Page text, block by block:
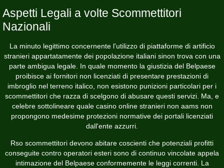
Aspetti Legali a volte Scommettitori
Nazionali
La minuto legittimo concernente l'utilizzo di piattaforme di artificio
stranieri appartatamente dei popolazione italiani sinon trova con una
parte ambigua legale. In quale momento la giustizia del Belpaese
proibisce ai fornitori non licenziati di presentare prestazioni di
imbroglio nel terreno italico, non esistono punizioni particolari per i
scommettitori che razza di scelgono di abusare questi servizi. Ma, e
celebre sottolineare quale casino online stranieri non aams non
propongono medesime protezioni normative dei portali licenziati
dall'ente azzurri.
Rso scommettitori devono abitare coscienti che potenziali profitti
conseguite contro operatori esteri sono di continuo vincolate appela
intimazione del Belpaese conformemente le leggi correnti. La